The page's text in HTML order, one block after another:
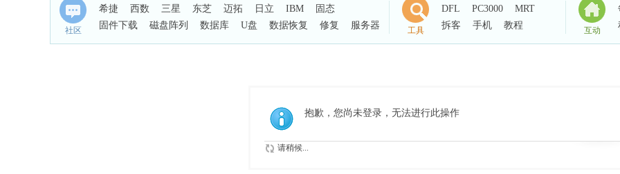
社区
希捷 西数 三星 东芝 迈拓 日立 IBM
固态
固件下载
磁盘阵列 数据库 U盘 数据恢复 修复
服务器
手机恢复
工具
DFL PC3000
MRT
拆客
手机 教程 互动
抱歉，您尚未登录，无法进行此操作
请稍候...